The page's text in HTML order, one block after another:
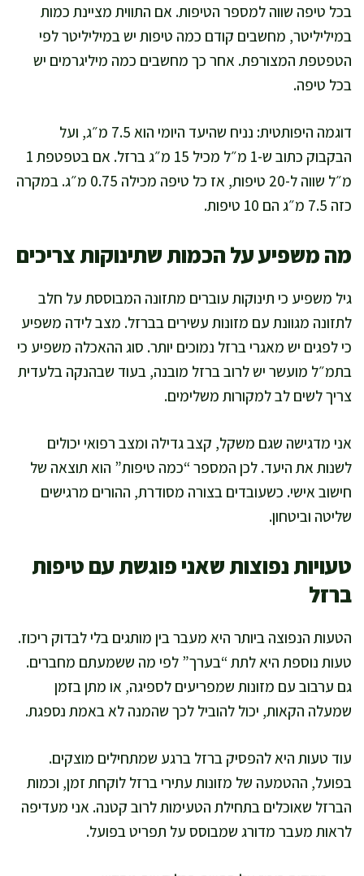
בכל טיפה שווה למספר הטיפות. אם התווית מציינת כמות
במיליליטר, מחשבים קודם כמה טיפות יש במיליליטר לפי
הטפטפת המצורפת. אחר כך מחשבים כמה מיליגרמים יש
בכל טיפה.
דוגמה היפותטית: נניח שהיעד היומי הוא 7.5 מ״ג, ועל
הבקבוק כתוב ש-1 מ״ל מכיל 15 מ״ג ברזל. אם בטפטפת 1
מ״ל שווה ל-20 טיפות, אז כל טיפה מכילה 0.75 מ״ג. במקרה
כזה 7.5 מ״ג הם 10 טיפות.
מה משפיע על הכמות שתינוקות צריכים
גיל משפיע כי תינוקות עוברים מתזונה המבוססת על חלב
לתזונה מגוונת עם מזונות עשירים בברזל. מצב לידה משפיע
כי לפגים יש מאגרי ברזל נמוכים יותר. סוג ההאכלה משפיע כי
בתמ״ל מועשר יש לרוב ברזל מובנה, בעוד שבהנקה בלעדית
צריך לשים לב למקורות משלימים.
אני מדגישה שגם משקל, קצב גדילה ומצב רפואי יכולים
לשנות את היעד. לכן המספר “כמה טיפות” הוא תוצאה של
חישוב אישי. כשעובדים בצורה מסודרת, ההורים מרגישים
שליטה וביטחון.
טעויות נפוצות שאני פוגשת עם טיפות
ברזל
הטעות הנפוצה ביותר היא מעבר בין מותגים בלי לבדוק ריכוז.
טעות נוספת היא לתת “בערך” לפי מה ששמעתם מחברים.
גם ערבוב עם מזונות שמפריעים לספיגה, או מתן בזמן
שמעלה הקאות, יכול להוביל לכך שהמנה לא באמת נספגת.
עוד טעות היא להפסיק ברזל ברגע שמתחילים מוצקים.
בפועל, ההטמעה של מזונות עתירי ברזל לוקחת זמן, וכמות
הברזל שאוכלים בתחילת הטעימות לרוב קטנה. אני מעדיפה
לראות מעבר מדורג שמבוסס על תפריט בפועל.